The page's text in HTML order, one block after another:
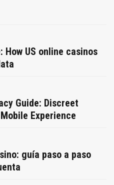
US online casinos
Guide: Discreet
Experience
guía paso a paso